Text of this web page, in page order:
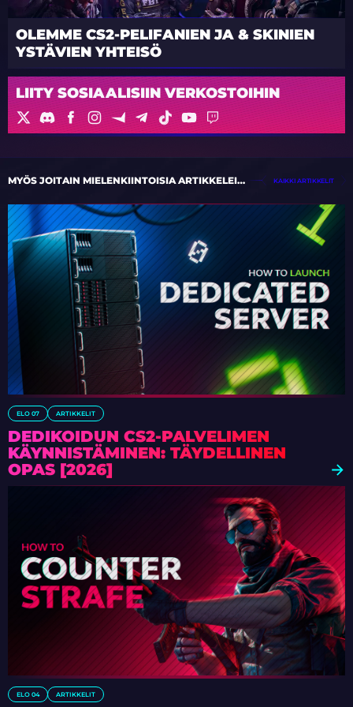
OLEMME CS2-PELIFANIEN JA & SKINIEN
YSTÄVIEN YHTEISÖ
LIITY SOSIAALISIIN VERKOSTOIHIN
MYÖS JOITAIN MIELENKIINTOISIA ARTIKKELEITA KAIKKI ARTIKKELIT
ELO 07 ARTIKKELIT
DEDIKOIDUN CS2-PALVELIMEN
KÄYNNISTÄMINEN: TÄYDELLINEN
OPAS [2026]
ELO 04 ARTIKKELIT